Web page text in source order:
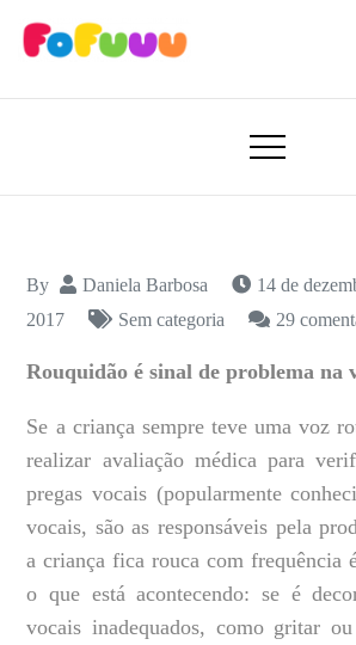
Fofuuu 🧠🚀
Aprender Brincando
By Daniela Barbosa
14 de
2017
Sem categoria 29
Rouquidão é sinal de problema na
Se a criança sempre teve uma voz
realizar avaliação médica para
pregas vocais (popularmente
vocais, são as responsáveis pela
a criança fica rouca com frequência
o que está acontecendo: se é
vocais inadequados, como gritar